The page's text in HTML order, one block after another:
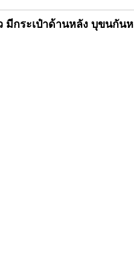
มีกระเป๋าด้านหลัง บุขนกัน